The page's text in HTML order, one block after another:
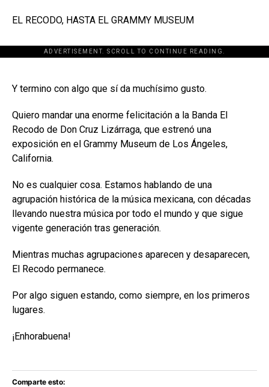
EL RECODO, HASTA EL GRAMMY MUSEUM
ADVERTISEMENT. SCROLL TO CONTINUE READING.
[adsforwp id="243463"]
Y termino con algo que sí da muchísimo gusto.
Quiero mandar una enorme felicitación a la Banda El
Recodo de Don Cruz Lizárraga, que estrenó una
exposición en el Grammy Museum de Los Ángeles,
California.
No es cualquier cosa. Estamos hablando de una
agrupación histórica de la música mexicana, con décadas
llevando nuestra música por todo el mundo y que sigue
vigente generación tras generación.
Mientras muchas agrupaciones aparecen y desaparecen,
El Recodo permanece.
Por algo siguen estando, como siempre, en los primeros
lugares.
¡Enhorabuena!
Comparte esto: